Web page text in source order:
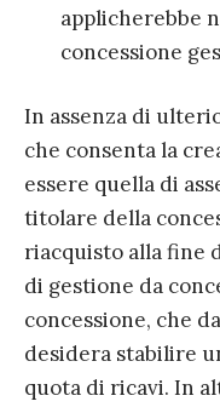
applicherebbe
concessione
In assenza di
che consenta la
essere quella di
titolare della
riacquisto alla fine
di gestione da
concessione, che
desidera stabilire
quota di ricavi. In